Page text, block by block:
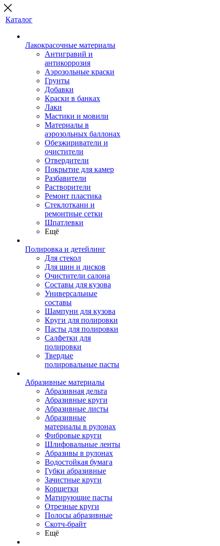
Каталог
Лакокрасочные материалы
Антигравий и
антикоррозия
Аэрозольные краски
Грунты
Добавки
Краски в банках
Лаки
Мастики и мовили
Материалы в
аэрозольных баллонах
Обезжириватели и
очистители
Отвердители
Покрытие для камер
Разбавители
Растворители
Ремонт пластика
Стеклоткани и
ремонтные сетки
Шпатлевки
Ещё
Полировка и детейлинг
Для стекол
Для шин и дисков
Очистители салона
Составы для кузова
Универсальные
составы
Шампуни для кузова
Круги для полировки
Пасты для полировки
Салфетки для
полировки
Твердые
полировальные пасты
Абразивные материалы
Абразивная дельта
Абразивные круги
Абразивные листы
Абразивные
материалы в рулонах
Фибровые круги
Шлифовальные ленты
Абразивы в рулонах
Водостойкая бумага
Губки абразивные
Зачистные круги
Корщетки
Матирующие пасты
Отрезные круги
Полосы абразивные
Скотч-брайт
Ещё